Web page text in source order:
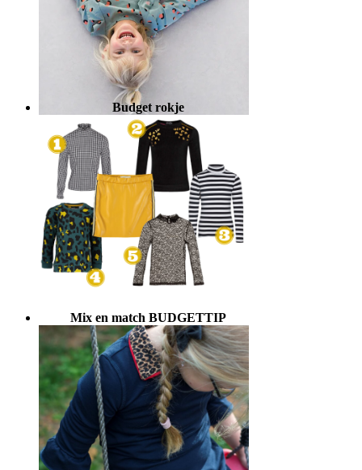
Budget rokje
Mix en match BUDGETTIP